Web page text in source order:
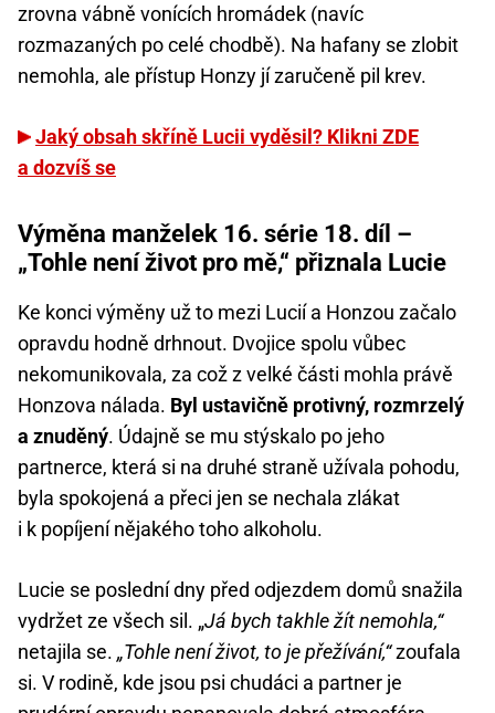
zrovna vábně vonících hromádek (navíc
rozmazaných po celé chodbě). Na hafany se zlobit
nemohla, ale přístup Honzy jí zaručeně pil krev.
Jaký obsah skříně Lucii vyděsil? Klikni ZDE
a dozvíš se
Výměna manželek 16. série 18. díl –
„Tohle není život pro mě,“ přiznala Lucie
Ke konci výměny už to mezi Lucií a Honzou začalo
opravdu hodně drhnout. Dvojice spolu vůbec
nekomunikovala, za což z velké části mohla právě
Honzova nálada. Byl ustavičně protivný, rozmrzelý
a znuděný. Údajně se mu stýskalo po jeho
partnerce, která si na druhé straně užívala pohodu,
byla spokojená a přeci jen se nechala zlákat
i k popíjení nějakého toho alkoholu.
Lucie se poslední dny před odjezdem domů snažila
vydržet ze všech sil. „Já bych takhle žít nemohla,“
netajila se. „Tohle není život, to je přežívání,“zoufala
si. V rodině, kde jsou psi chudáci a partner je